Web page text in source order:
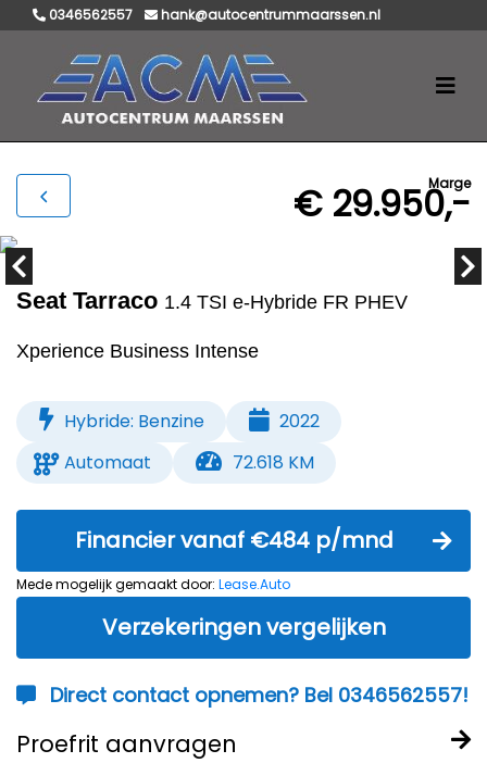
0346562557 hank@autocentrummaarssen.nl
Marge
€ 29.950,-
Seat Tarraco 1.4 TSI e-Hybride FR PHEV
Xperience Business Intense
Hybride: Benzine
2022
Automaat
72.618 KM
Financier vanaf €484 p/mnd
Mede mogelijk gemaakt door: Lease.Auto
Verzekeringen vergelijken
Direct contact opnemen? Bel 0346562557!
Proefrit aanvragen